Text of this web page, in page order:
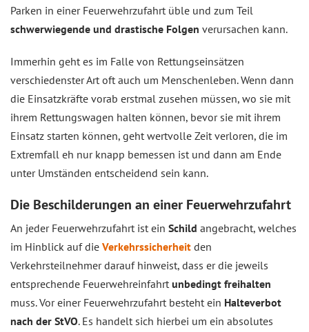
Parken in einer Feuerwehrzufahrt üble und zum Teil
schwerwiegende und drastische Folgen verursachen kann.
Immerhin geht es im Falle von Rettungseinsätzen
verschiedenster Art oft auch um Menschenleben. Wenn dann
die Einsatzkräfte vorab erstmal zusehen müssen, wo sie mit
ihrem Rettungswagen halten können, bevor sie mit ihrem
Einsatz starten können, geht wertvolle Zeit verloren, die im
Extremfall eh nur knapp bemessen ist und dann am Ende
unter Umständen entscheidend sein kann.
Die Beschilderungen an einer Feuerwehrzufahrt
An jeder Feuerwehrzufahrt ist ein Schild angebracht, welches
im Hinblick auf die Verkehrssicherheit den
Verkehrsteilnehmer darauf hinweist, dass er die jeweils
entsprechende Feuerwehreinfahrt unbedingt freihalten
muss. Vor einer Feuerwehrzufahrt besteht ein Halteverbot
nach der StVO. Es handelt sich hierbei um ein absolutes